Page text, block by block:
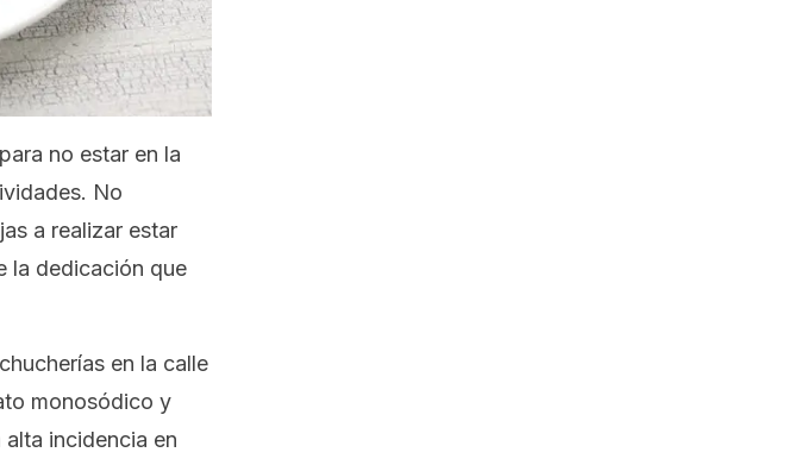
no estar en la
No
a realizar estar
la dedicación que
en la calle
monosódico y
incidencia en